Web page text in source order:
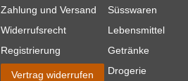
Zahlung und Versand
Widerrufsrecht
Registrierung
Vertrag widerrufen
Süsswaren
Lebensmittel
Getränke
Drogerie